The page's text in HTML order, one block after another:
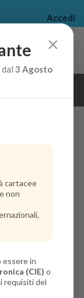
>
Accedi
×
dal3 Agosto
cartacee
non
essere in
(CIE) o
requisiti del